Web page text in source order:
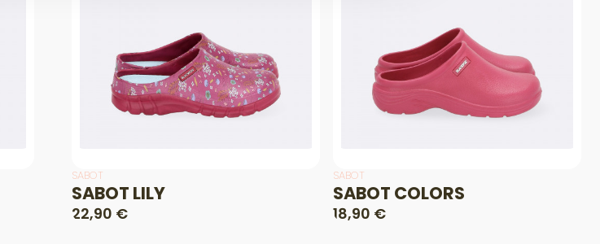
SABOT
SABOT LILY
22,90 €
SABOT
SABOT COLORS
18,90 €